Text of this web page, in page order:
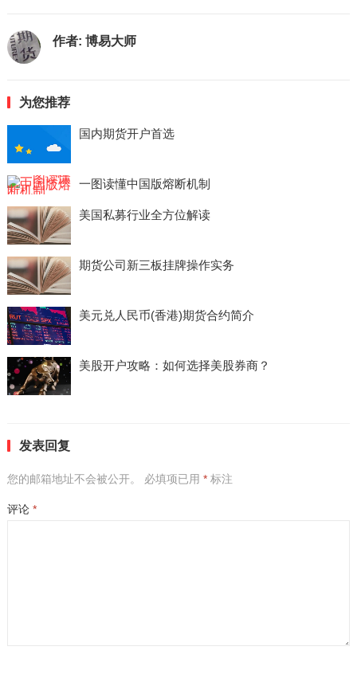
作者: 博易大师
为您推荐
国内期货开户首选
一图读懂中国版熔断机制
美国私募行业全方位解读
期货公司新三板挂牌操作实务
美元兑人民币(香港)期货合约简介
美股开户攻略：如何选择美股券商？
发表回复
您的邮箱地址不会被公开。 必填项已用 *标注
评论 *